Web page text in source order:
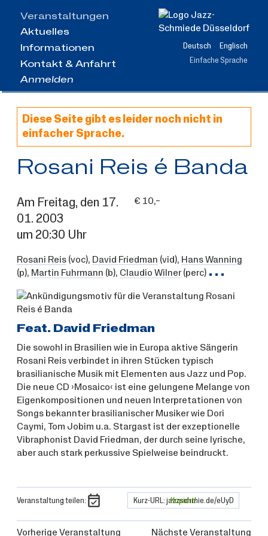
Hauptinhalt
springen
Deutsch
Englisch
Einfache Sprache
Veranstaltungen
Aktuelles
Informationen
Kontakt & Anfahrt
Anmelden
Diese Seite gibt es leider noch nicht in
einfacher Sprache.
Rosani Reis é Banda
Am Freitag, den 17.
01. 2003
um 20:30 Uhr
€ 10,–
Rosani Reis(voc), David Friedman (vid), Hans Wanning
(p), Martin Fuhrmann (b), Claudio Wilner(perc)…
Feat. David Friedman
Die sowohl in Brasilien wie in Europa aktive Sängerin
Rosani Reis verbindet in ihren Stücken typisch
brasilianische Musik mit Elementen aus Jazz und Pop.
Die neue CD ›Mosaico‹ ist eine gelungene Melange von
Eigenkompositionen und neuen Interpretationen von
Songs bekannter brasilianischer Musiker wie Dori
Caymi, Tom Jobim u.a. Stargast ist der exzeptionelle
Vibraphonist David Friedman, der durch seine lyrische,
aber auch stark perkussive Spielweise beindruckt.
Veranstaltung teilen: Kurz-URL: jazzschmie.de/eUyD
Kopiert!
Vorherige Veranstaltung Nächste Veranstaltung